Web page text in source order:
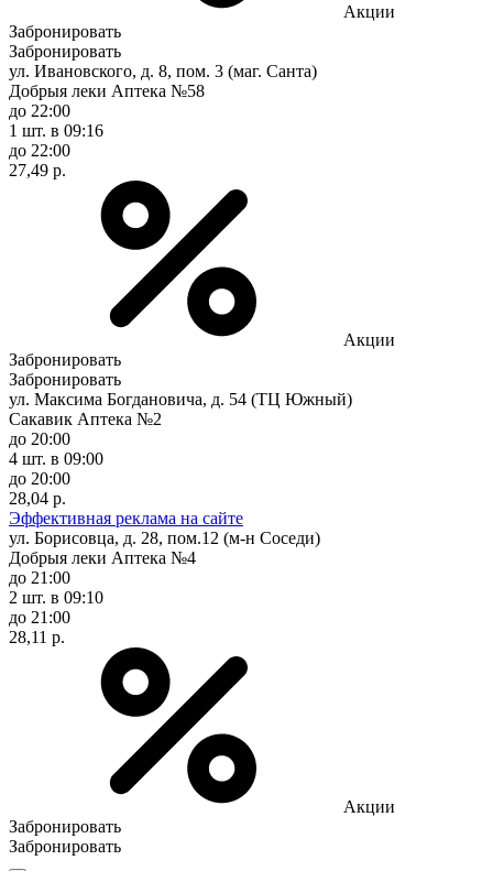
Акции
Забронировать
Забронировать
ул. Ивановского, д. 8, пом. 3 (маг. Санта)
Добрыя леки Аптека №58
до 22:00
1 шт. в 09:16
до 22:00
27,49 р.
Акции
Забронировать
Забронировать
ул. Максима Богдановича, д. 54 (ТЦ Южный)
Сакавик Аптека №2
до 20:00
4 шт. в 09:00
до 20:00
28,04 р.
Эффективная реклама на сайте
ул. Борисовца, д. 28, пом.12 (м-н Соседи)
Добрыя леки Аптека №4
до 21:00
2 шт. в 09:10
до 21:00
28,11 р.
Акции
Забронировать
Забронировать